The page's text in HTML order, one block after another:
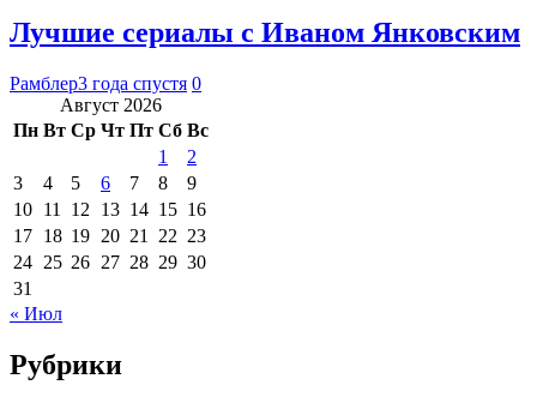
Лучшие сериалы с Иваном Янковским
Рамблер3 года спустя 0
Август 2026
Пн Вт Ср Чт Пт Сб Вс
1
2
3
4 5 6 7 8
9
10 11 12 13 14 15 16
17 18 19 20 21 22 23
24 25 26 27 28 29 30
31
« Июл
Рубрики